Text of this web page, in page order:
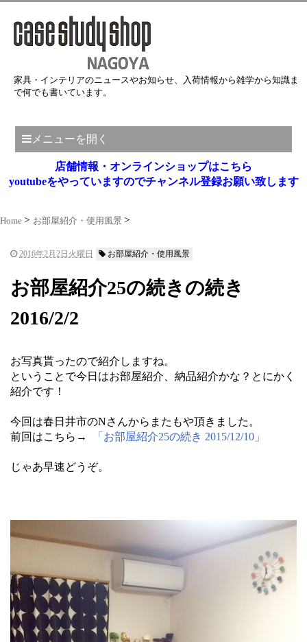
家具・インテリアのニュースやお知らせ、入荷情報から雑学から知識ま
で何でも書いています。
メニューを開く
店舗情報・オンラインショップはこちら
youtubeをやっていますのでチャンネル登録お願い致します
Home お部屋紹介・使用風景
2016年2月2日火曜日 お部屋紹介・使用風景
お部屋紹介25の続きの続き
2016/2/2
お写真貰ったので紹介しますね。
ということで今日はお部屋紹介、納品紹介かな？とにかく
紹介です！
今回は春日井市のNさんからまたもや頂きました。
前回はこちら→
「お部屋紹介25の続き 2015/12/10」
じゃあ早速どうぞ。